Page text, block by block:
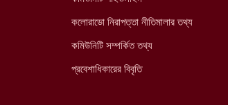
কলোরাডো নিরাপত্তা নীতিমালার তথ্য
কমিউনিটি সম্পর্কিত তথ্য
প্রবেশাধিকারের বিবৃতি